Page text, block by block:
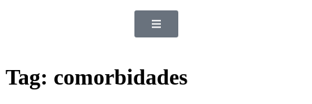
Tag: comorbidades